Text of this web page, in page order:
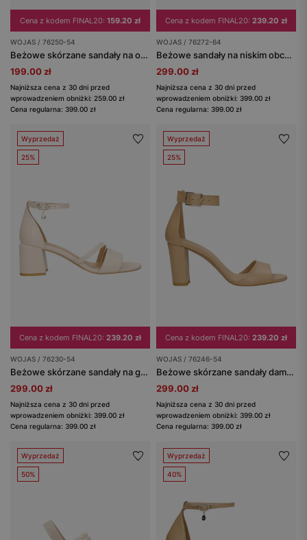
Cena z kodem FINAL20: 159.20 zł
WOJAS / 76250-54
Beżowe skórzane sandały na obcasie
199.00 zł
Najniższa cena z 30 dni przed
wprowadzeniem obniżki: 259.00 zł
Cena regularna: 399.00 zł
Cena z kodem FINAL20: 239.20 zł
WOJAS / 76272-64
Beżowe sandały na niskim obcasie
299.00 zł
Najniższa cena z 30 dni przed
wprowadzeniem obniżki: 399.00 zł
Cena regularna: 399.00 zł
Wyprzedaż
25%
Cena z kodem FINAL20: 239.20 zł
WOJAS / 76230-54
Beżowe skórzane sandały na grubym obcasie
299.00 zł
Najniższa cena z 30 dni przed
wprowadzeniem obniżki: 399.00 zł
Cena regularna: 399.00 zł
Wyprzedaż
25%
Cena z kodem FINAL20: 239.20 zł
WOJAS / 76246-54
Beżowe skórzane sandały damskie na słupku
299.00 zł
Najniższa cena z 30 dni przed
wprowadzeniem obniżki: 399.00 zł
Cena regularna: 399.00 zł
Wyprzedaż
50%
Wyprzedaż
40%